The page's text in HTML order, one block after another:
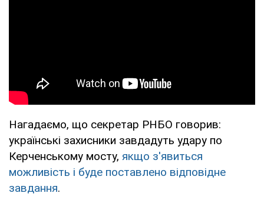
Нагадаємо, що секретар РНБО говорив:
українські захисники завдадуть удару по
Керченському мосту, якщо з'явиться
можливість і буде поставлено відповідне
завдання.